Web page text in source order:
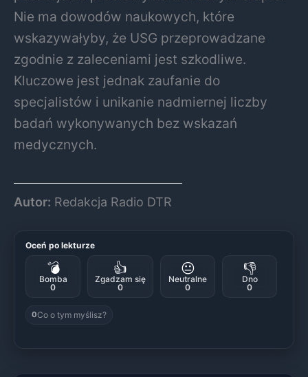
Nie ma dowodów naukowych, które
wskazywałyby, że USG przeprowadzane
zgodnie z zaleceniami jest szkodliwe.
Kluczowe jest jednak zaufanie do
specjalistów i unikanie nadmiernej liczby
badań wykonywanych bez wskazań
medycznych.
Autor: Redakcja Radio DTR
Oceń po lekturze
💣
Bomba
0
👍
Zgadzam się
0
😐
Neutralne
0
👎
Dno
0
0Co o tym myślisz?